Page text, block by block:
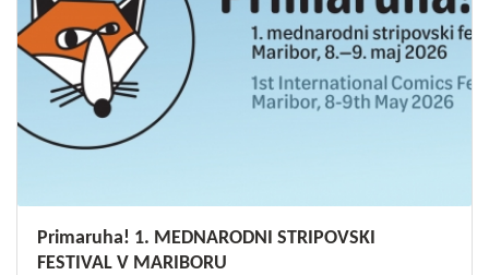
Primaruha! 1. MEDNARODNI STRIPOVSKI
FESTIVAL V MARIBORU